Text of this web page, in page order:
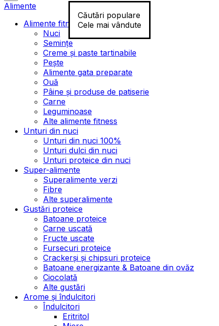
Căutări populare
Cele mai vândute
Alimente
Alimente fitness
Nuci
Semințe
Creme și paste tartinabile
Pește
Alimente gata preparate
Ouă
Pâine și produse de patiserie
Carne
Leguminoase
Alte alimente fitness
Unturi din nuci
Unturi din nuci 100%
Unturi dulci din nuci
Unturi proteice din nuci
Super-alimente
Superalimente verzi
Fibre
Alte superalimente
Gustări proteice
Batoane proteice
Carne uscată
Fructe uscate
Fursecuri proteice
Crackerși și chipsuri proteice
Batoane energizante & Batoane din ovăz
Ciocolată
Alte gustări
Arome și îndulcitori
Îndulcitori
Eritritol